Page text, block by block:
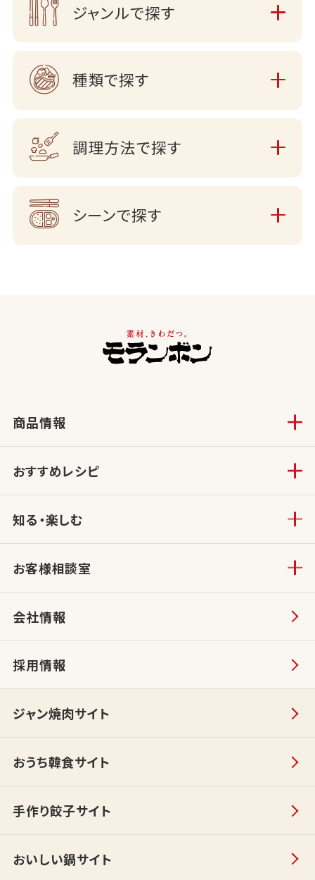
ジャンルで探す
種類で探す
調理方法で探す
シーンで探す
商品情報
おすすめレシピ
知る・楽しむ
お客様相談室
会社情報
採用情報
ジャン焼肉サイト
おうち韓食サイト
手作り餃子サイト
おいしい鍋サイト